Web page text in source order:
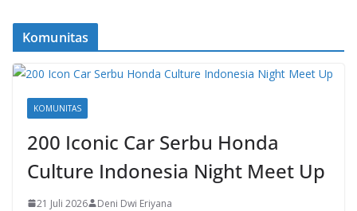
Komunitas
KOMUNITAS
200 Iconic Car Serbu Honda
Culture Indonesia Night Meet Up
21 Juli 2026 Deni Dwi Eriyana